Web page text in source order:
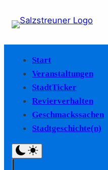
Start
Veranstaltungen
StadtTicker
Revierverhalten
Geschmackssachen
Stadtgeschichte(n)